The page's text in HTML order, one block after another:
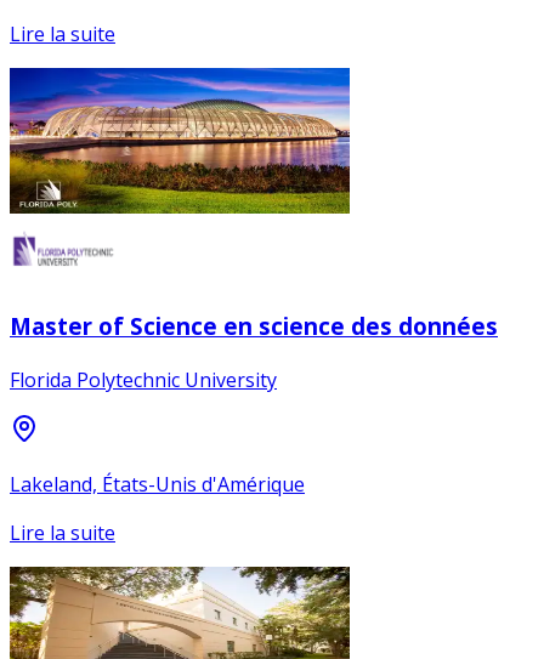
Lire la suite
Master of Science en science des données
Florida Polytechnic University
Lakeland, États-Unis d'Amérique
Lire la suite